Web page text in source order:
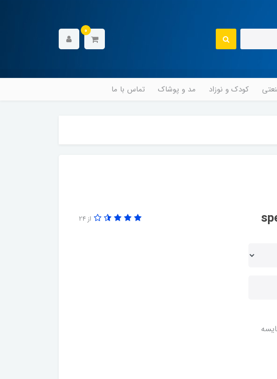
0
کودک و نوزاد مد و پوشاک تماس با ما
از 24